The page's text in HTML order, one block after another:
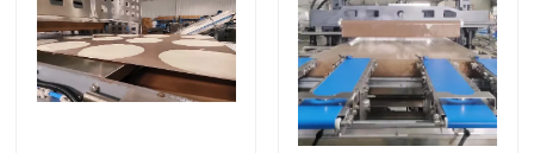
Visite d'usine
Contrôle de qualité